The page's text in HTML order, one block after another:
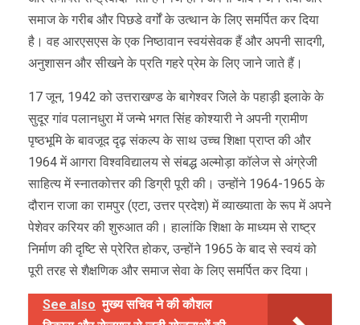
समाज के गरीब और पिछडे वर्गों के उत्थान के लिए समर्पित कर दिया
है। वह आरएसएस के एक निष्‍ठावान स्वयंसेवक हैं और अपनी सादगी,
अनुशासन और सीखने के प्रति गहरे प्रेम के लिए जाने जाते हैं।
17 जून, 1942 को उत्तराखण्ड के बागेश्वर जिले के पहाड़ी इलाके के
सुदूर गांव पलानधुरा में जन्मे भगत सिंह कोश्यारी ने अपनी ग्रामीण
पृष्ठभूमि के बावजूद दृढ़ संकल्प के साथ उच्च शिक्षा प्राप्त की और
1964 में आगरा विश्वविद्यालय से संबद्ध अल्मोड़ा कॉलेज से अंग्रेजी
साहित्य में स्नातकोत्तर की डिग्री पूरी की। उन्होंने 1964-1965 के
दौरान राजा का रामपुर (एटा, उत्तर प्रदेश) में व्याख्याता के रूप में अपने
पेशेवर करियर की शुरुआत की। हालांकि शिक्षा के माध्यम से राष्ट्र
निर्माण की दृष्टि से प्रेरित होकर, उन्होंने 1965 के बाद से स्‍वयं को
पूरी तरह से शैक्षणिक और समाज सेवा के लिए समर्पित कर दिया।
See also मुख्य सचिव ने की कौशल